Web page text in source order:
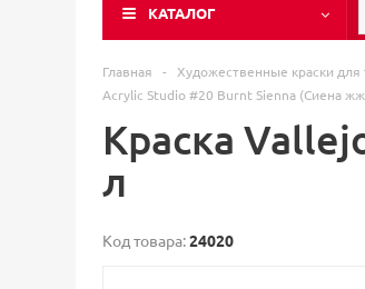
КАТАЛОГ
Главная - Художественные краски для
Acrylic Studio #20 Burnt Sienna (Сиена
Краска
л
Код товара:24020